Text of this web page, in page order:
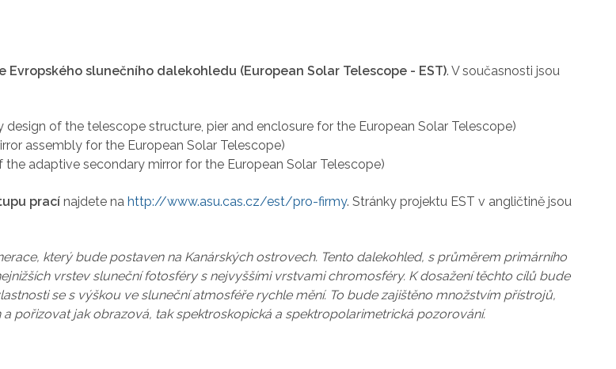
slunečního dalekohledu (European Solar Telescope - EST). V současnosti jsou
of the telescope structure, pier and enclosure for the European Solar Telescope)
assembly for the European Solar Telescope)
adaptive secondary mirror for the European Solar Telescope)
prací najdete na http://www.asu.cas.cz/est/pro-firmy. Stránky projektu EST v angličtině jsou
který bude postaven na Kanárských ostrovech. Tento dalekohled, s průměrem primárního
vrstev sluneční fotosféry s nejvyššími vrstvami chromosféry. K dosažení těchto cílů bude
se s výškou ve sluneční atmosféře rychle mění. To bude zajištěno množstvím přístrojů,
pořizovat jak obrazová, tak spektroskopická a spektropolarimetrická pozorování.